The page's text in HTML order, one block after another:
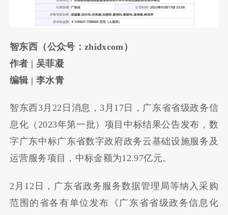
智东西（公众号：zhidxcom）
作者 | 吴菲凝
编辑 | 李水青
智东西3月22日消息，3月17日，广东省省级政务信
息化（2023年第一批）项目中标结果公告发布，数
字广东中标广东省数字政府政务云基础设施服务及
运营服务项目，中标金额为12.97亿元。
2月12日，广东省政务服务数据管理局等纳入采购
范围的省各有单位发布《广东省省级政务信息化